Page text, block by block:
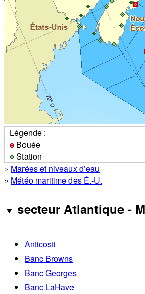
Légende :
Bouée
Station
» Marées et niveaux d’eau
» Météo maritime des É.-U.
secteur Atlantique -
Anticosti
Banc Browns
Banc Georges
Banc LaHave